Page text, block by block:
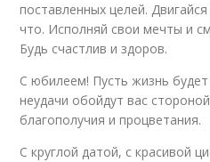
поставленных целей.
что. Исполняй свои мечты и
Будь счастлив и здоров.
С юбилеем! Пусть жизнь
неудачи обойдут вас
благополучия и процветания.
С круглой датой, с красивой